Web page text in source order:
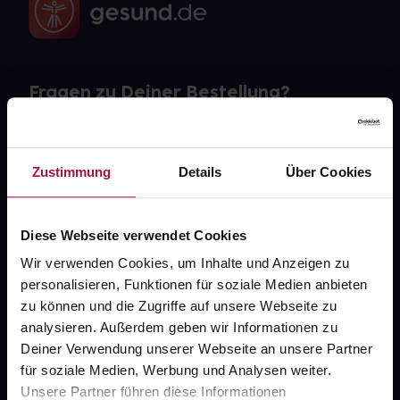
Zustimmung Details Über Cookies
Diese Webseite verwendet Cookies
Wir verwenden Cookies, um Inhalte und Anzeigen zu
personalisieren, Funktionen für soziale Medien anbieten
zu können und die Zugriffe auf unsere Webseite zu
analysieren. Außerdem geben wir Informationen zu
Deiner Verwendung unserer Webseite an unsere Partner
für soziale Medien, Werbung und Analysen weiter.
Unsere Partner führen diese Informationen
Fragen zu Deiner Bestellung?
FAQ
Widerrufsformular
gesund.de
Über uns
Karriere